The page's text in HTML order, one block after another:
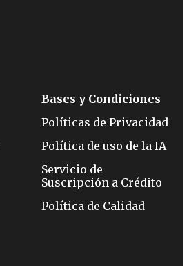
Bases y Condiciones
Políticas de Privacidad
Política de uso de la IA
Servicio de
Suscripción a Crédito
Política de Calidad